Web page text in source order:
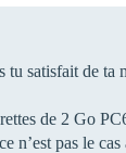
tu satisfait de ta
de 2 Go
n’est pas le